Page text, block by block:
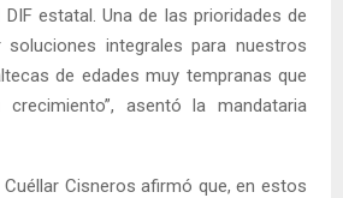
estatal. Una de las prioridades de
integrales para nuestros
de edades muy tempranas que
asentó la mandataria
Cisneros afirmó que, en estos